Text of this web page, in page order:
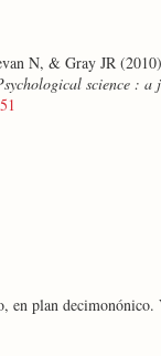
N, & Gray JR
science :
en plan